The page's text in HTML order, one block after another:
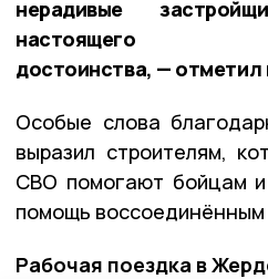
нерадивые
настоящего
достоинства, — отметил
Особые слова
выразил строителям,
СВО помогают бойцам
помощь воссоединённым
Рабочая поездка в